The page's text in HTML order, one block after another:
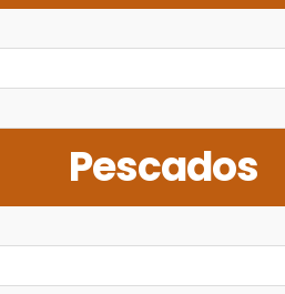
Pescados